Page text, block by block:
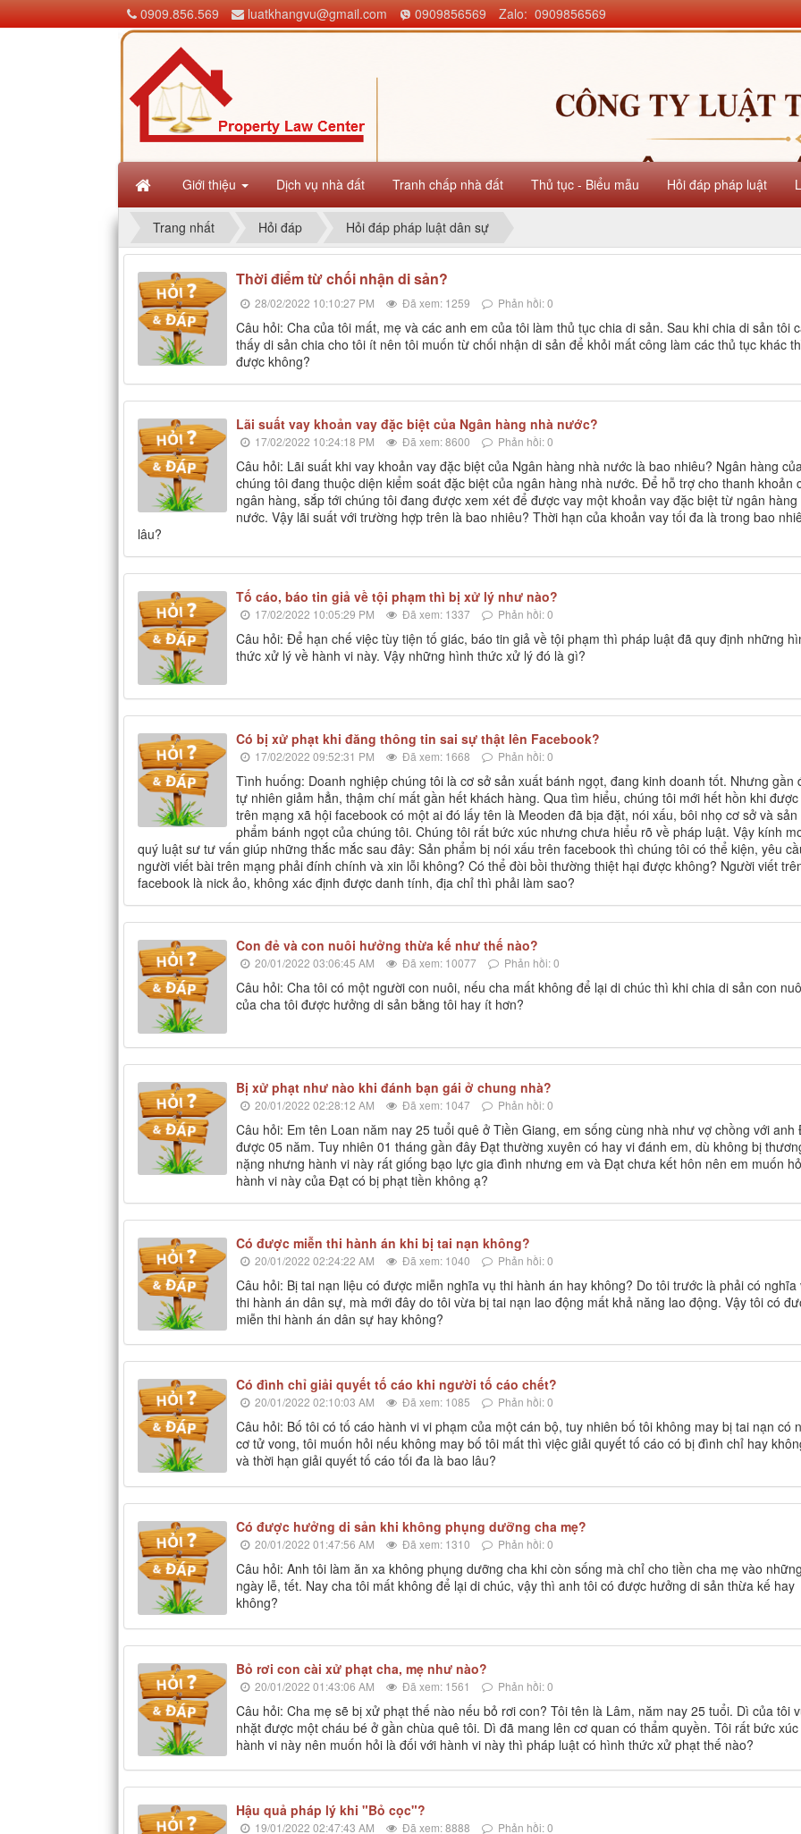
Giới thiệu Dịch vụ nhà đất Tranh chấp nhà đất Thủ tục - Biểu mẫu Hỏi đáp pháp luật
0909.856.569 luatkhangvu@gmail.com 0909856569 Zalo: 0909856569
Trang nhất Hỏi đáp Hỏi đáp pháp luật dân sự
Thời điểm từ chối nhận di sản?
28/02/2022 10:10:27 PM Đã xem: 1259 Phản hồi: 0
Câu hỏi: Cha của tôi mất, mẹ và các anh em của tôi làm thủ tục chia di sản. Sau khi chia di sản tôi
thấy di sản chia cho tôi ít nên tôi muốn từ chối nhận di sản để khỏi mất công làm các thủ tục khác
được không?
Lãi suất vay khoản vay đặc biệt của Ngân hàng nhà nước?
17/02/2022 10:24:18 PM Đã xem: 8600 Phản hồi: 0
Câu hỏi: Lãi suất khi vay khoản vay đặc biệt của Ngân hàng nhà nước là bao nhiêu? Ngân hàng
chúng tôi đang thuộc diện kiểm soát đặc biệt của ngân hàng nhà nước. Để hỗ trợ cho thanh khoản
ngân hàng, sắp tới chúng tôi đang được xem xét để được vay một khoản vay đặc biệt từ ngân hàng
nước. Vậy lãi suất với trường hợp trên là bao nhiêu? Thời hạn của khoản vay tối đa là trong bao
lâu?
Tố cáo, báo tin giả về tội phạm thì bị xử lý như nào?
17/02/2022 10:05:29 PM Đã xem: 1337 Phản hồi: 0
Câu hỏi: Để hạn chế việc tùy tiện tố giác, báo tin giả về tội phạm thì pháp luật đã quy định những
thức xử lý về hành vi này. Vậy những hình thức xử lý đó là gì?
Có bị xử phạt khi đăng thông tin sai sự thật lên Facebook?
17/02/2022 09:52:31 PM Đã xem: 1668 Phản hồi: 0
Tình huống: Doanh nghiệp chúng tôi là cơ sở sản xuất bánh ngọt, đang kinh doanh tốt. Nhưng gần
tự nhiên giảm hẳn, thậm chí mất gần hết khách hàng. Qua tìm hiểu, chúng tôi mới hết hồn khi
trên mạng xã hội facebook có một ai đó lấy tên là Meoden đã bịa đặt, nói xấu, bôi nhọ cơ sở và sản
phẩm bánh ngọt của chúng tôi. Chúng tôi rất bức xúc nhưng chưa hiểu rõ về pháp luật. Vậy kính
quý luật sư tư vấn giúp những thắc mắc sau đây: Sản phẩm bị nói xấu trên facebook thì chúng tôi có thể kiện, yêu
người viết bài trên mạng phải đính chính và xin lỗi không? Có thể đòi bồi thường thiệt hại được không? Người viết
facebook là nick ảo, không xác định được danh tính, địa chỉ thì phải làm sao?
Con đẻ và con nuôi hưởng thừa kế như thế nào?
20/01/2022 03:06:45 AM Đã xem: 10077 Phản hồi: 0
Câu hỏi: Cha tôi có một người con nuôi, nếu cha mất không để lại di chúc thì khi chia di sản con
của cha tôi được hưởng di sản bằng tôi hay ít hơn?
Bị xử phạt như nào khi đánh bạn gái ở chung nhà?
20/01/2022 02:28:12 AM Đã xem: 1047 Phản hồi: 0
Câu hỏi: Em tên Loan năm nay 25 tuổi quê ở Tiền Giang, em sống cùng nhà như vợ chồng với anh
được 05 năm. Tuy nhiên 01 tháng gần đây Đạt thường xuyên có hay vi đánh em, dù không bị
nặng nhưng hành vi này rất giống bạo lực gia đình nhưng em và Đạt chưa kết hôn nên em muốn
hành vi này của Đạt có bị phạt tiền không ạ?
Có được miễn thi hành án khi bị tai nạn không?
20/01/2022 02:24:22 AM Đã xem: 1040 Phản hồi: 0
Câu hỏi: Bị tai nạn liệu có được miễn nghĩa vụ thi hành án hay không? Do tôi trước là phải có nghĩa
thi hành án dân sự, mà mới đây do tôi vừa bị tai nạn lao động mất khả năng lao động. Vậy tôi có
miễn thi hành án dân sự hay không?
Có đình chỉ giải quyết tố cáo khi người tố cáo chết?
20/01/2022 02:10:03 AM Đã xem: 1085 Phản hồi: 0
Câu hỏi: Bố tôi có tố cáo hành vi vi phạm của một cán bộ, tuy nhiên bố tôi không may bị tai nạn có
cơ tử vong, tôi muốn hỏi nếu không may bố tôi mất thì việc giải quyết tố cáo có bị đình chỉ hay
và thời hạn giải quyết tố cáo tối đa là bao lâu?
Có được hưởng di sản khi không phụng dưỡng cha mẹ?
20/01/2022 01:47:56 AM Đã xem: 1310 Phản hồi: 0
Câu hỏi: Anh tôi làm ăn xa không phụng dưỡng cha khi còn sống mà chỉ cho tiền cha mẹ vào những
ngày lễ, tết. Nay cha tôi mất không để lại di chúc, vậy thì anh tôi có được hưởng di sản thừa kế hay
không?
Bỏ rơi con cài xử phạt cha, mẹ như nào?
20/01/2022 01:43:06 AM Đã xem: 1561 Phản hồi: 0
Câu hỏi: Cha mẹ sẽ bị xử phạt thế nào nếu bỏ rơi con? Tôi tên là Lâm, năm nay 25 tuổi. Dì của tôi
nhặt được một cháu bé ở gần chùa quê tôi. Dì đã mang lên cơ quan có thẩm quyền. Tôi rất bức
hành vi này nên muốn hỏi là đối với hành vi này thì pháp luật có hình thức xử phạt thế nào?
Hậu quả pháp lý khi "Bỏ cọc"?
19/01/2022 02:47:43 AM Đã xem: 8888 Phản hồi: 0